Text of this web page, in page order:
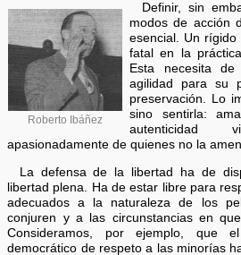
Roberto Ibáñez
Definir, sin
modos de acción
esencial. Un
fatal en la
Esta necesita
agilidad para su
preservación. Lo
sino sentirla:
autenticidad
apasionadamente de quienes no la
La defensa de la libertad ha de
libertad plena. Ha de estar libre para
adecuados a la naturaleza de los
conjuren y a las circunstancias en
Consideramos, por ejemplo, que el
democrático de respeto a las minorías